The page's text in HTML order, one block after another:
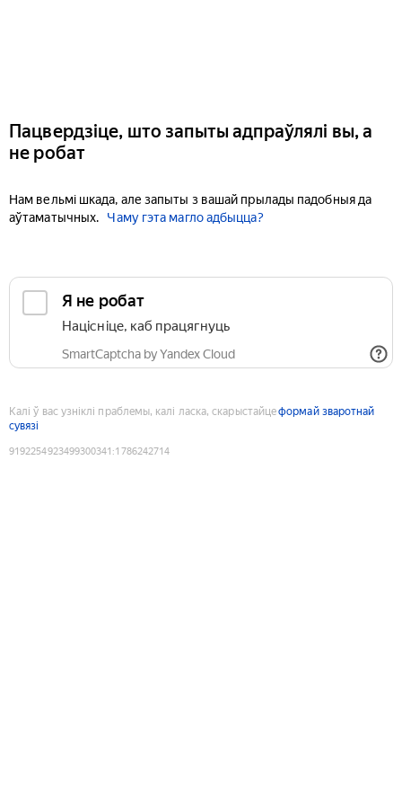
Пацвердзіце, што запыты адпраўлялі вы, а
не робат
Нам вельмі шкада, але запыты з вашай прылады падобныя да
аўтаматычных.
Чаму гэта магло адбыцца?
Я не робат
Націсніце, каб працягнуць
SmartCaptcha by Yandex Cloud
Калі ў вас узніклі праблемы, калі ласка, скарыстайцеформай зваротнай
сувязі
9192254923499300341 :1786242714